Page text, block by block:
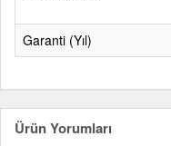
Garanti (Yıl)
Ürün Yorumları